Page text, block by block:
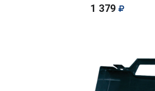
1 379